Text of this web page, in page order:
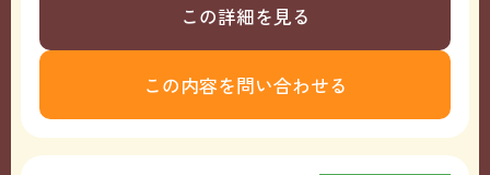
この詳細を見る
この内容を問い合わせる